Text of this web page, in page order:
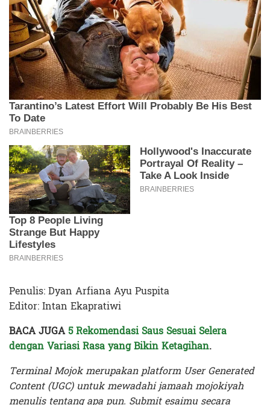
Penulis: Dyan Arfiana Ayu Puspita
Editor: Intan Ekapratiwi
BACA JUGA5 Rekomendasi Saus Sesuai Selera
dengan Variasi Rasa yang Bikin Ketagihan.
Terminal Mojok merupakan platform User Generated
Content (UGC) untuk mewadahi jamaah mojokiyah
menulis tentang apa pun. Submit esaimu secara